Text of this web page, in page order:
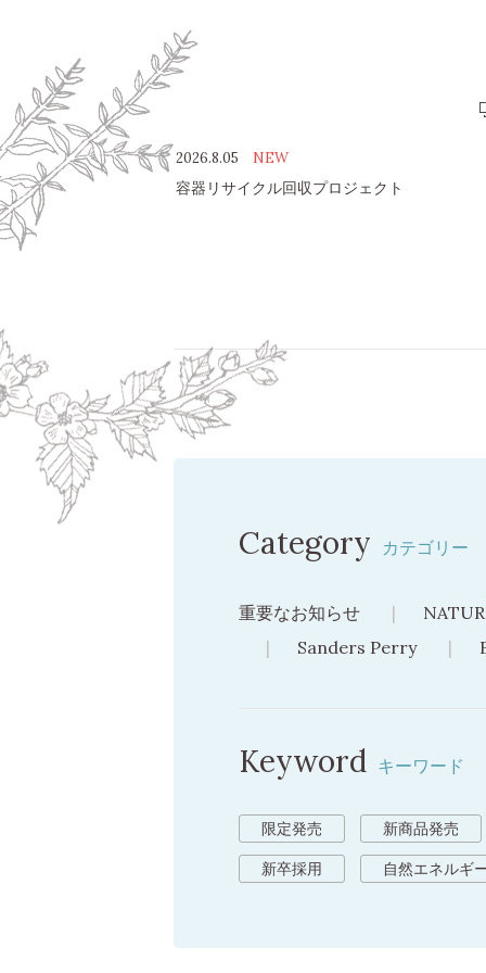
2026.8.05 NEW
容器リサイクル回収プロジェクト
Category カテゴリー
重要なお知らせ
Sanders Perry
Keyword キーワード
限定発売 新商品発売
新卒採用 自然エネルギ